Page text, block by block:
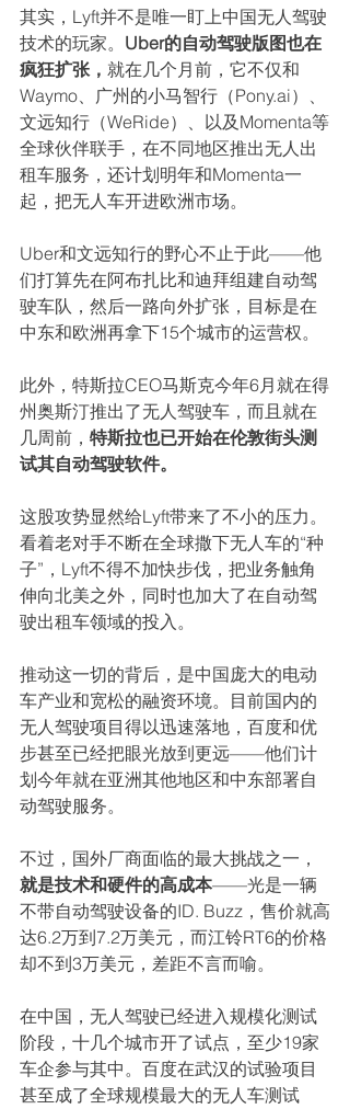
其实，Lyft并不是唯一盯上中国无人驾驶
技术的玩家。 Uber的自动驾驶版图也在
疯狂扩张， 就在几个月前，它不仅和
Waymo、广州的小马智行（Pony.ai）、
文远知行（WeRide）、以及Momenta等
全球伙伴联手，在不同地区推出无人出
租车服务，还计划明年和Momenta一
起，把无人车开进欧洲市场。
Uber和文远知行的野心不止于此——他
们打算先在阿布扎比和迪拜组建自动驾
驶车队，然后一路向外扩张，目标是在
中东和欧洲再拿下15个城市的运营权。
此外，特斯拉CEO马斯克今年6月就在得
州奥斯汀推出了无人驾驶车，而且就在
几周前， 特斯拉也已开始在伦敦街头测
试其自动驾驶软件。
这股攻势显然给Lyft带来了不小的压力。
看着老对手不断在全球撒下无人车的“种
子”，Lyft不得不加快步伐，把业务触角
伸向北美之外，同时也加大了在自动驾
驶出租车领域的投入。
推动这一切的背后，是中国庞大的电动
车产业和宽松的融资环境。目前国内的
无人驾驶项目得以迅速落地，百度和优
步甚至已经把眼光放到更远——他们计
划今年就在亚洲其他地区和中东部署自
动驾驶服务。
不过，国外厂商面临的最大挑战之一，
就是技术和硬件的高成本——光是一辆
不带自动驾驶设备的ID. Buzz，售价就高
达6.2万到7.2万美元，而江铃RT6的价格
却不到3万美元，差距不言而喻。
在中国，无人驾驶已经进入规模化测试
阶段，十几个城市开了试点，至少19家
车企参与其中。百度在武汉的试验项目
甚至成了全球规模最大的无人车测试